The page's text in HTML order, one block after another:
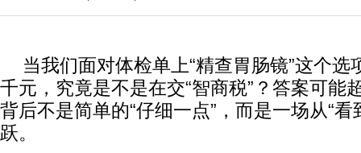
当我们面对体检单上“精查胃肠镜”这个
千元，究竟是不是在交“智商税”？答案可
背后不是简单的“仔细一点”，而是一场从“看
跃。